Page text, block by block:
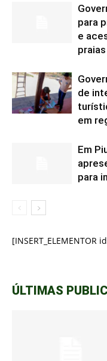
para
e
praias
de
em
Em
para
[INSERT_ELEMENTOR
ÚLTIMAS